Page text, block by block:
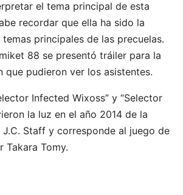
el tema principal de esta
recordar que ella ha sido la
principales de las precuelas.
88 se presentó tráiler para la
que pudieron ver los asistentes.
Infected Wixoss” y “Selector
la luz en el año 2014 de la
Staff y corresponde al juego de
Takara Tomy.